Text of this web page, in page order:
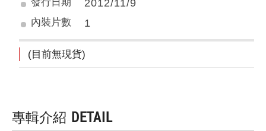
發行日期 2012/11/9
內裝片數 1
(目前無現貨)
專輯介紹 DETAIL